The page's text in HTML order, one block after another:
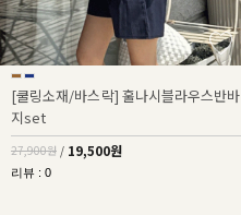
[쿨링소재/바스락] 훌나시블라우스반바
지set
27,900원 / 19,500원
리뷰 : 0